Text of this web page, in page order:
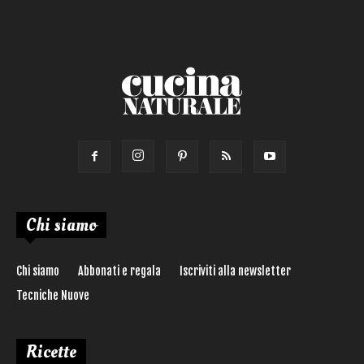
Chi siamo
Chi siamo Abbonati e regala
Iscriviti alla newsletter
Tecniche Nuove
Ricette